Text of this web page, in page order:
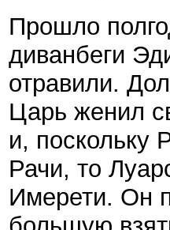
Прошло
диванбеги
отравили.
Царь женил
и, поскольку
Рачи, то
Имерети. Он